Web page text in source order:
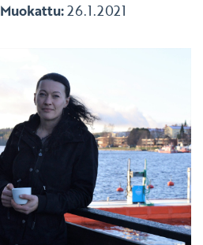
Muokattu:26.1.2021